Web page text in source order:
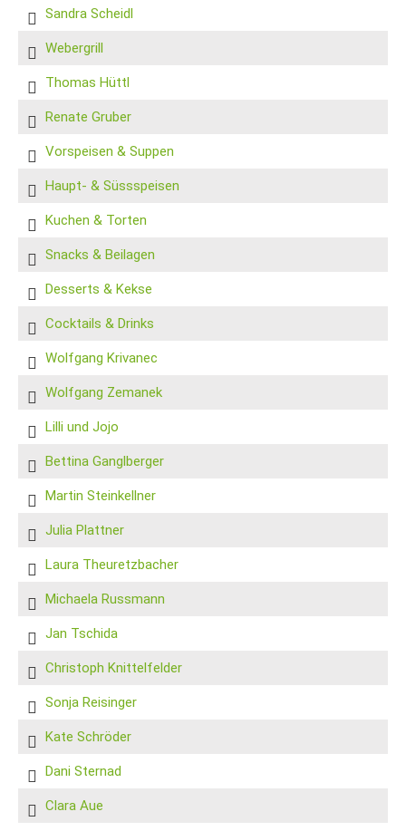
Sandra Scheidl
Webergrill
Thomas Hüttl
Renate Gruber
Vorspeisen & Suppen
Haupt- & Süssspeisen
Kuchen & Torten
Snacks & Beilagen
Desserts & Kekse
Cocktails & Drinks
Wolfgang Krivanec
Wolfgang Zemanek
Lilli und Jojo
Bettina Ganglberger
Martin Steinkellner
Julia Plattner
Laura Theuretzbacher
Michaela Russmann
Jan Tschida
Christoph Knittelfelder
Sonja Reisinger
Kate Schröder
Dani Sternad
Clara Aue